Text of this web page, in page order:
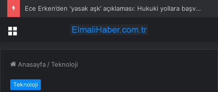
Ece Erken’den ‘yasak aşk’ açıklaması: Hukuki yollara başvuruyor
Menü
Anasayfa /Teknoloji
Teknoloji